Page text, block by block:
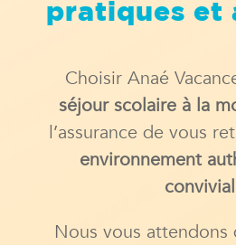
pratiques et
Choisir Anaé
séjour scolaire à la
l’assurance de vous
environnement
convivial
Nous vous attendons